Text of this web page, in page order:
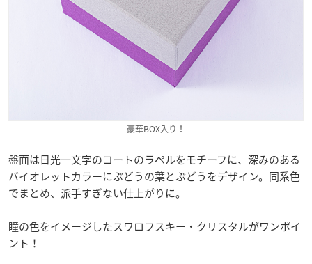
豪華BOX入り！
盤面は日光一文字のコートのラペルをモチーフに、深みのある
バイオレットカラーにぶどうの葉とぶどうをデザイン。同系色
でまとめ、派手すぎない仕上がりに。
瞳の色をイメージしたスワロフスキー・クリスタルがワンポイ
ント！